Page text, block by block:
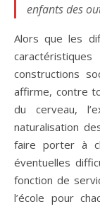
enfants des
Alors que les
constructions
affirme, contre
du cerveau,
naturalisation
faire porter à
éventuelles
fonction de
l’école pour